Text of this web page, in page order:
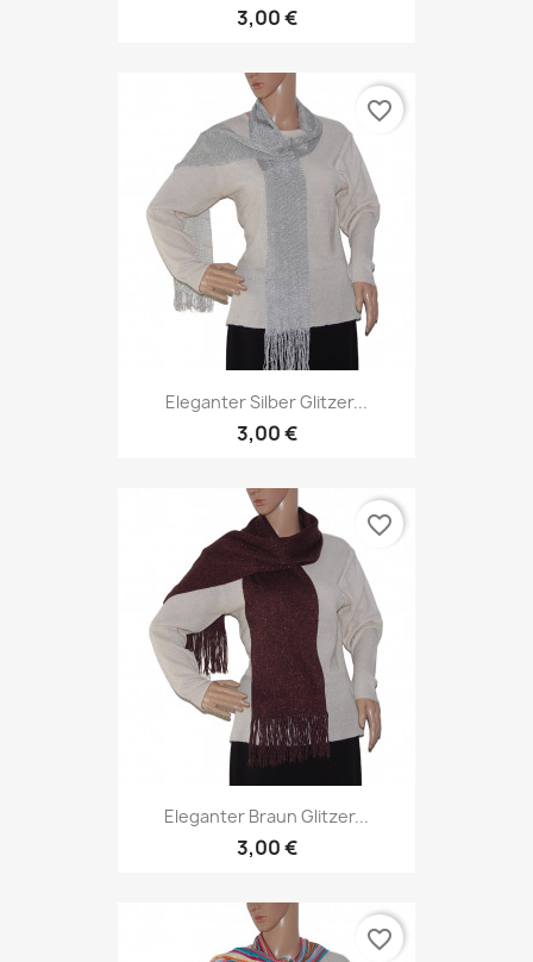
3,00 €
Eleganter Silber Glitzer...
3,00 €
favorite_border
Eleganter Braun Glitzer...
3,00 €
favorite_border
favorite_border